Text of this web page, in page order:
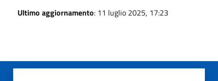
Ultimo aggiornamento: 11 luglio 2025, 17:23